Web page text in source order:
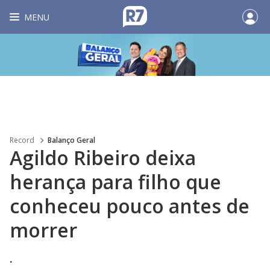
MENU
Record Balanço Geral
Agildo Ribeiro deixa
herança para filho que
conheceu pouco antes de
morrer
.